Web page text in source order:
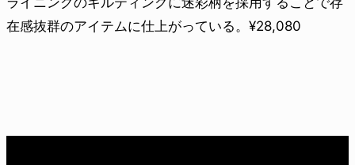
在感抜群のアイテムに仕上がっている。¥28,080